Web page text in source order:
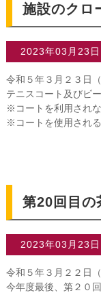
施設のクロ
2023年03月23
令和５年３月２３日
テニスコート及びビ
※コートを利用され
※コートを使用され
第20回目の
2023年03月23
令和５年３月２２日（
今年度最後、第２０